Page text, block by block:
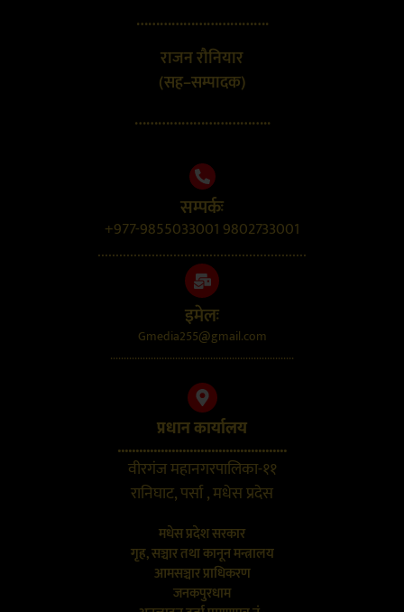
…………………………….
राजन रौनियार
(सह–सम्पादक)
……………………………..
सम्पर्कः
+977-9855033001 9802733001
..........................................................
इमेलः
Gmedia255@gmail.com
....................................................................
प्रधान कार्यालय
...............................................
वीरगंज महानगरपालिका-११
रानिघाट, पर्सा , मधेस प्रदेस
मधेस प्रदेश सरकार
गृह, सञ्चार तथा कानून मन्त्रालय
आमसञ्चार प्राधिकरण
जनकपुरधाम